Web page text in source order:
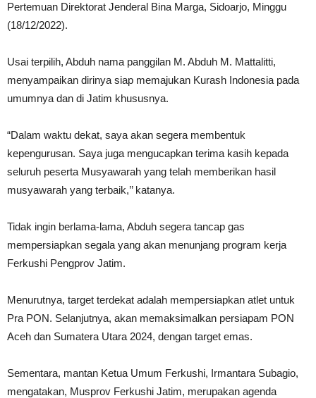
Pertemuan Direktorat Jenderal Bina Marga, Sidoarjo, Minggu
(18/12/2022).
Usai terpilih, Abduh nama panggilan M. Abduh M. Mattalitti,
menyampaikan dirinya siap memajukan Kurash Indonesia pada
umumnya dan di Jatim khususnya.
“Dalam waktu dekat, saya akan segera membentuk
kepengurusan. Saya juga mengucapkan terima kasih kepada
seluruh peserta Musyawarah yang telah memberikan hasil
musyawarah yang terbaik,’’ katanya.
Tidak ingin berlama-lama, Abduh segera tancap gas
mempersiapkan segala yang akan menunjang program kerja
Ferkushi Pengprov Jatim.
Menurutnya, target terdekat adalah mempersiapkan atlet untuk
Pra PON. Selanjutnya, akan memaksimalkan persiapam PON
Aceh dan Sumatera Utara 2024, dengan target emas.
Sementara, mantan Ketua Umum Ferkushi, Irmantara Subagio,
mengatakan, Musprov Ferkushi Jatim, merupakan agenda